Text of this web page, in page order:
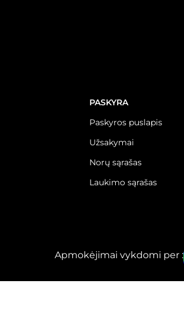
PASKYRA
Paskyros puslapis
Užsakymai
Norų sąrašas
Laukimo sąrašas
Apmokėjimai vykdomi per :